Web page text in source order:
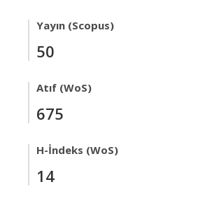
Yayın (Scopus)
50
Atıf (WoS)
675
H-İndeks (WoS)
14